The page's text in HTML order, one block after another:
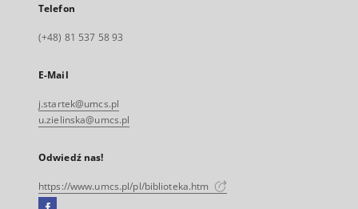
Telefon
(+48) 81 537 58 93
E-Mail
j.startek@umcs.pl
u.zielinska@umcs.pl
Odwiedź nas!
https://www.umcs.pl/pl/biblioteka.htm
Facebook